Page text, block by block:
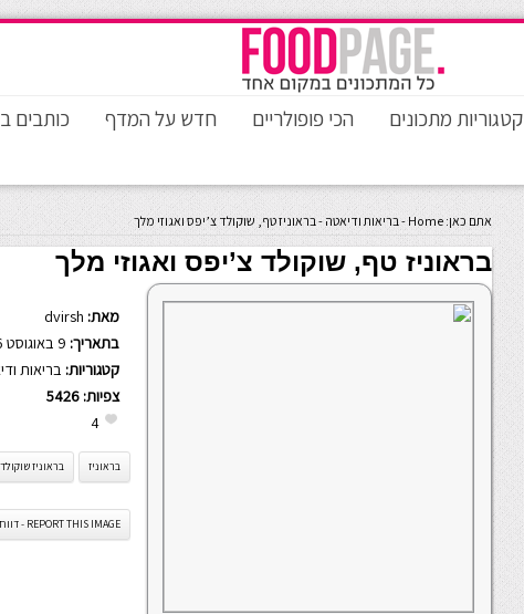
קטגוריות מתכונים הכי פופולריים חדש על המדף כותבים
אתם כאן: Home
-בריאות ודיאטה -בראוניז טף, שוקולד צ’יפס ואגוזי מלך
בראוניז טף, שוקולד צ’יפס ואגוזי מלך
מאת: dvirsh
בתאריך:
קטגוריות: בריאות
צפיות: 5426
4
בראוניז בראוניז שוקולד
REPORT THIS IMAGE - דווח על תמונה זו